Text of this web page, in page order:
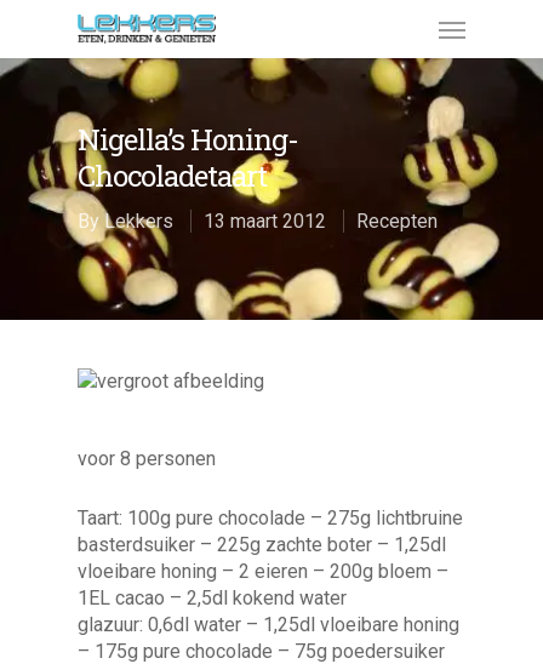
Nigella’s Honing-
Chocoladetaart
By Lekkers 13 maart 2012 Recepten
voor 8 personen
Taart: 100g pure chocolade – 275g lichtbruine
basterdsuiker – 225g zachte boter – 1,25dl
vloeibare honing – 2 eieren – 200g bloem –
1EL cacao – 2,5dl kokend water
glazuur: 0,6dl water – 1,25dl vloeibare honing
– 175g pure chocolade – 75g poedersuiker